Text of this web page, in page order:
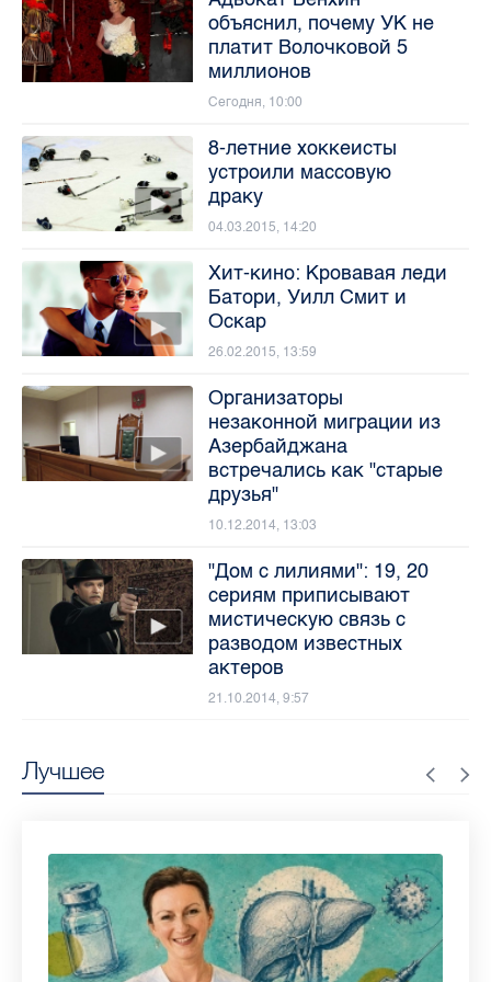
Лучшее
объяснил, почему УК не
платит Волочковой 5
миллионов
Сегодня, 10:00
8-летние хоккеисты
устроили массовую
драку
04.03.2015, 14:20
Хит-кино: Кровавая леди
Батори, Уилл Смит и
Оскар
26.02.2015, 13:59
Организаторы
незаконной миграции из
Азербайджана
встречались как "старые
друзья"
10.12.2014, 13:03
"Дом с лилиями": 19, 20
сериям приписывают
мистическую связь с
разводом известных
актеров
21.10.2014, 9:57